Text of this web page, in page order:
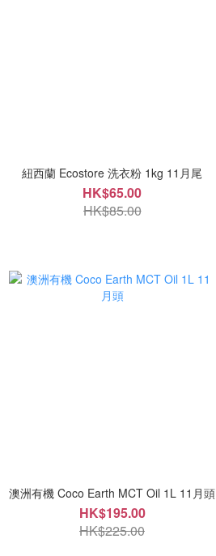
紐西蘭 Ecostore 洗衣粉 1kg 11月尾
HK$65.00
HK$85.00
澳洲有機 Coco Earth MCT Oil 1L 11月頭
HK$195.00
HK$225.00